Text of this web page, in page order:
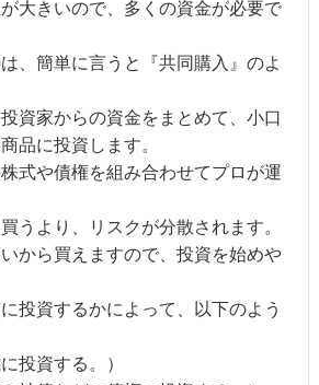
大きいので、多くの資金が必要で
、簡単に言うと『共同購入』のよ
資家からの資金をまとめて、小口
品に投資します。
式や債権を組み合わせてプロが運
うより、リスクが分散されます。
から買えますので、投資を始めや
投資するかによって、以下のよう
投資する。）